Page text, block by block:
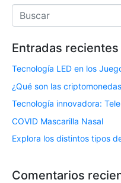
Entradas recientes
Tecnología LED en los
¿Qué son las
Tecnología innovadora:
COVID Mascarilla Nasal
Explora los distintos tipos
Comentarios